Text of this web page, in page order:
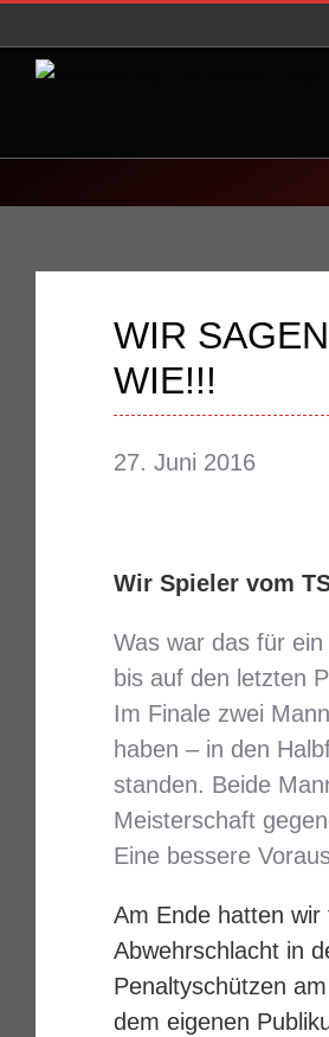
Inhalt
WIR
WIE!!!
27. Juni 2016
Wir Spieler vom
Was war das für
bis auf den letzten
Im Finale zwei
haben – in den
standen. Beide
Meisterschaft
Eine bessere
Am Ende hatten
Abwehrschlacht in
Penaltyschützen
dem eigenen